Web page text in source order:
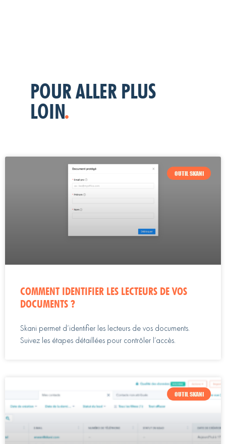
POUR ALLER PLUS
LOIN.
OUTIL SKANI
COMMENT IDENTIFIER LES LECTEURS DE VOS
DOCUMENTS ?
Skani permet d’identifier les lecteurs de vos documents.
Suivez les étapes détaillées pour contrôler l’accès.
OUTIL SKANI